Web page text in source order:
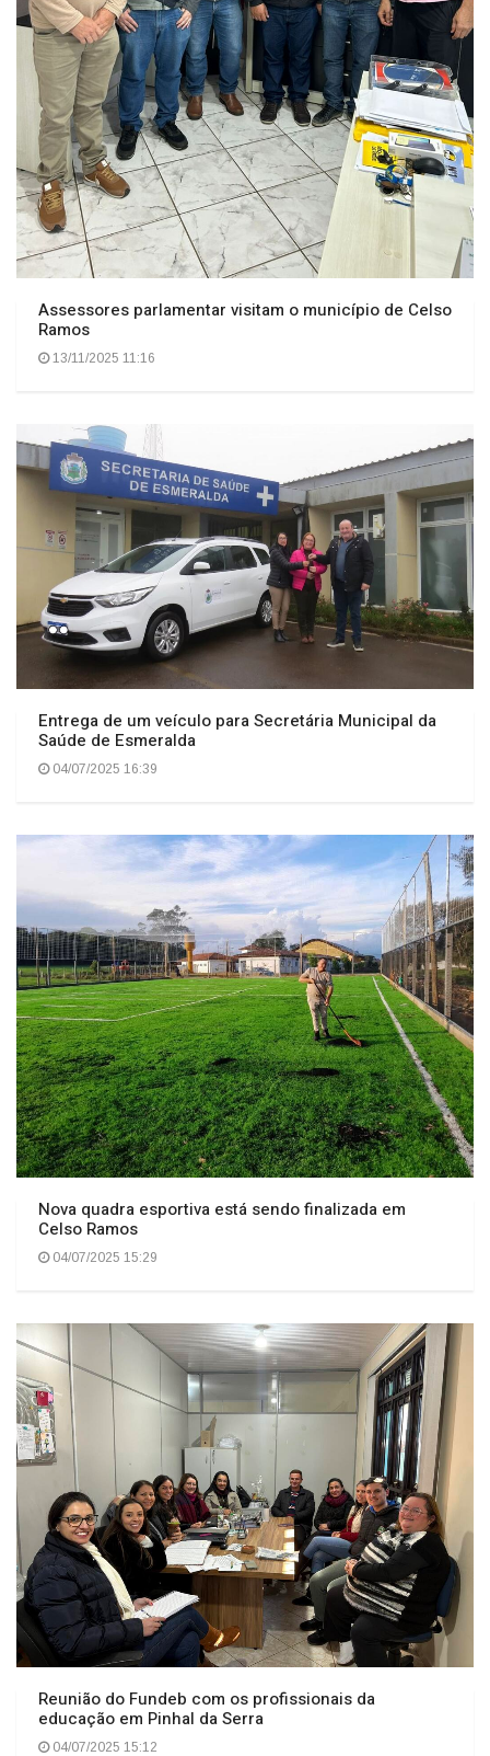
Assessores parlamentar visitam o município de Celso
Ramos
13/11/2025 11:16
Entrega de um veículo para Secretária Municipal da
Saúde de Esmeralda
04/07/2025 16:39
Nova quadra esportiva está sendo finalizada em
Celso Ramos
04/07/2025 15:29
Reunião do Fundeb com os profissionais da
educação em Pinhal da Serra
04/07/2025 15:12